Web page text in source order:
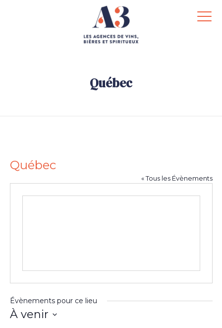
Québec
Québec
« Tous les Évènements
Évènements pour ce lieu
À venir